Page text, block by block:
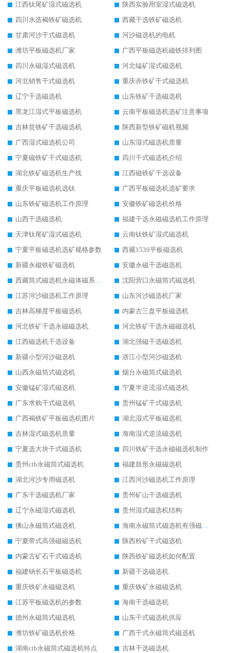
江西钛尾矿湿式磁选机
陕西实验用室湿式磁选机
四川水选褐铁矿磁选机
西藏干选铁矿磁选机
甘肃河沙干式磁选机
河沙磁选机的电机
潍坊平板磁选机厂家
广西平板磁选机磁铁排列图
四川永磁湿式磁选机
河北锰矿湿式磁选机
河北销售干式磁选机
重庆赤铁矿干式磁选机
辽宁干选磁选机
山东铁矿干选磁选机
黑龙江湿式平板磁选机
云南平板磁选机选矿注意事项
吉林贫铁矿干选磁选机
陕西新型铁矿磁机视频
广西湿式磁选机公司
山东湿式磁选机质量
宁夏磁铁矿干式磁选机
四川干式磁选机介绍
湖北铁矿磁选机生产线
江西磁铁矿干选设备
重庆平板磁选机选钛
广西平板磁选机选矿要求
山东铁矿磁选机工作原理
安徽铁矿磁选机价格
山西干选磁选机
福建干选永磁磁选机工作原理
天津钛尾矿湿式磁选机
云南钛铁矿湿式磁选机
宁夏平板磁选机选矿规格参数
西藏1530平板磁选机
新疆永磁铁矿磁选机
安徽永磁干选磁选机
西藏筒式磁选机永磁体磁系设计
沈阳营口永磁筒式磁选机
江苏河沙磁选机工作原理
山东河沙磁选机厂家
吉林高梯度平板磁选机
内蒙古三盘平板磁选机
河北铁矿干选永磁磁选机
河北铁矿干选永磁磁选机
江西磁选机干选设备
湖北强磁干选磁选机
新疆小型河沙磁选机
浙江小型河沙磁选机
山西永磁筒式磁选机
烟台永磁筒式磁选机
安徽锰矿湿式磁选机
宁夏半逆流湿式磁选机
广东求购干式磁选机
贵州锰矿干式磁选机
广西褐铁矿平板磁选机图片
湖北湿式平板磁选机
吉林湿式磁选机质量
海南湿式逆流磁选机
宁夏选大块干式磁选机
四川铁矿干选永磁磁选机制作
贵州ctb永磁筒式磁选机
福建鼓形永磁磁选机
湖北河沙专用磁选机
江西河沙磁选机工作原理
广东干选磁选机厂家
贵州矿山干选磁选机
辽宁永磁湿式磁选机
贵州湿式磁选机结构
佛山永磁筒式磁选机
海南永磁筒式磁选机有强磁的吗
宁夏带式高强磁磁选机
陕西粉矿干式磁选机
内蒙古矿石干式磁选机
陕西铁矿磁选机如何配置
福建钠长石平板磁选机
新疆干选磁选机
重庆铁矿永磁磁选机
重庆铁矿永磁磁选机
江苏平板磁选机的参数
海南干选磁选机
德州永磁筒式磁选机
山东干式磁选机供应
潍坊铁矿磁选机价格
广西干式永磁筒式磁选机
湖南ctb永磁筒式磁选机特点
吉林干选磁选机